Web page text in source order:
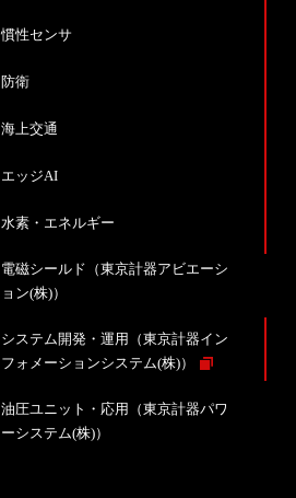
慣性センサ
防衛
海上交通
エッジAI
水素・エネルギー
電磁シールド（東京計器アビエーシ
ョン(株)）
システム開発・運用（東京計器イン
フォメーションシステム(株)）
油圧ユニット・応用（東京計器パワ
ーシステム(株)）